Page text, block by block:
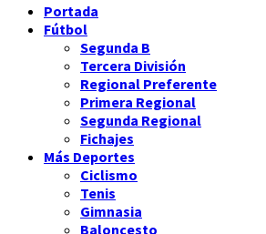
Portada
Fútbol
Segunda B
Tercera División
Regional Preferente
Primera Regional
Segunda Regional
Fichajes
Más Deportes
Ciclismo
Tenis
Gimnasia
Baloncesto